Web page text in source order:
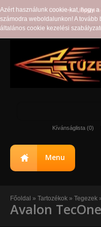
Üdvözöljük,lépjen
Kívánságlista (0)
Menu
Főoldal » Tartozékok » Tegezek
Avalon
Azért használunk cookie-kat, hogy
számodra weboldalunkon! A
általános cookie kezelési